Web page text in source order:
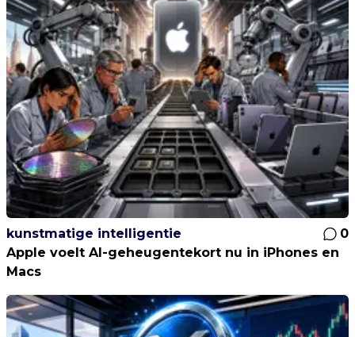
kunstmatige intelligentie
0
Apple voelt AI-geheugentekort nu in iPhones en
Macs